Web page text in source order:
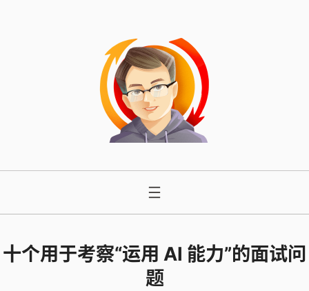
十个用于考察“运用 AI 能力”的面试问
题